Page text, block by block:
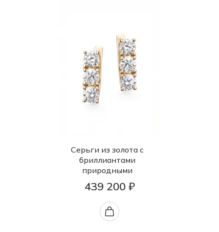
Серьги из золота с
бриллиантами
природными
439 200 ₽